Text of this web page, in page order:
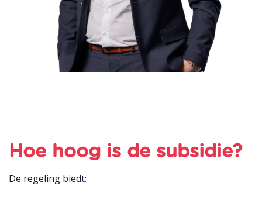
Hoe hoog is de subsidie?
De regeling biedt: